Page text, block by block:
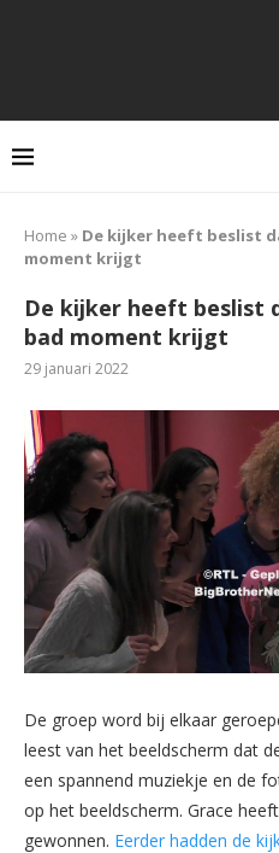
Home » De kijker heeft beslist
moment krijgt
De kijker heeft beslist
bad moment krijgt
29 januari 2022
De groep word bij elkaar
leest van het beeldscherm dat
een spannend muziekje en de
op het beeldscherm. Grace
gewonnen. Eerder hadden de